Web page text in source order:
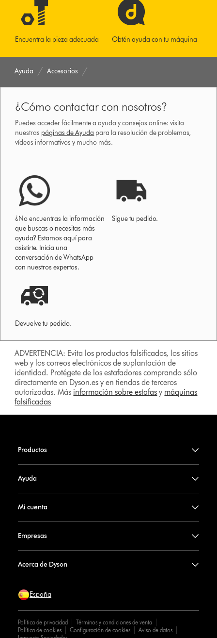
Encuentra la pieza adecuada Obtén ayuda con tu máquina
Ayuda Accesorios
¿Cómo contactar con nosotros?
Puedes acceder fácilmente a ayuda y consejos online: visita
nuestras páginas de Ayuda para la resolución de problemas,
vídeos informativos y mucho más.
¿No encuentras la información
que buscas o necesitas más
ayuda? Estamos aquí para
asistirte. Inicia una
conversación de WhatsApp
con nuestros expertos.
Sigue tu pedido.
Devuelve tu pedido.
ADVERTENCIA: Evita los productos falsificados, los sitios
web y los correos electrónicos de suplantación de
identidad. Protégete de los estafadores comprando sólo
directamente en Dyson.es y en tiendas de terceros
autorizadas. Más información sobre estafas y máquinas
falsificadas
Productos
Ayuda
Mi cuenta
Empresas
Acerca de Dyson
España
Política de privacidad
Términos y condiciones de venta
Política de cookies
Configuración de cookies
Aviso de datos